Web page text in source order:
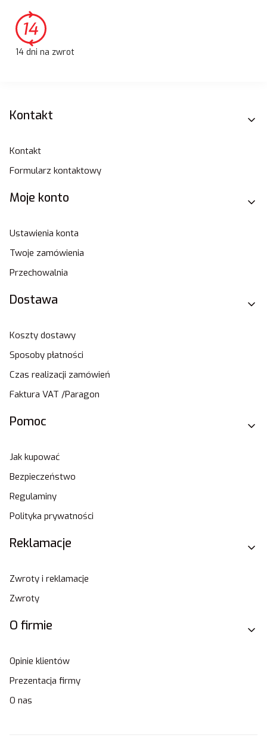
14 dni na zwrot
Linki w stopce
Kontakt
Kontakt
Formularz kontaktowy
Moje konto
Ustawienia konta
Twoje zamówienia
Przechowalnia
Dostawa
Koszty dostawy
Sposoby płatności
Czas realizacji zamówień
Faktura VAT /Paragon
Pomoc
Jak kupować
Bezpieczeństwo
Regulaminy
Polityka prywatności
Reklamacje
Zwroty i reklamacje
Zwroty
O firmie
Opinie klientów
Prezentacja firmy
O nas